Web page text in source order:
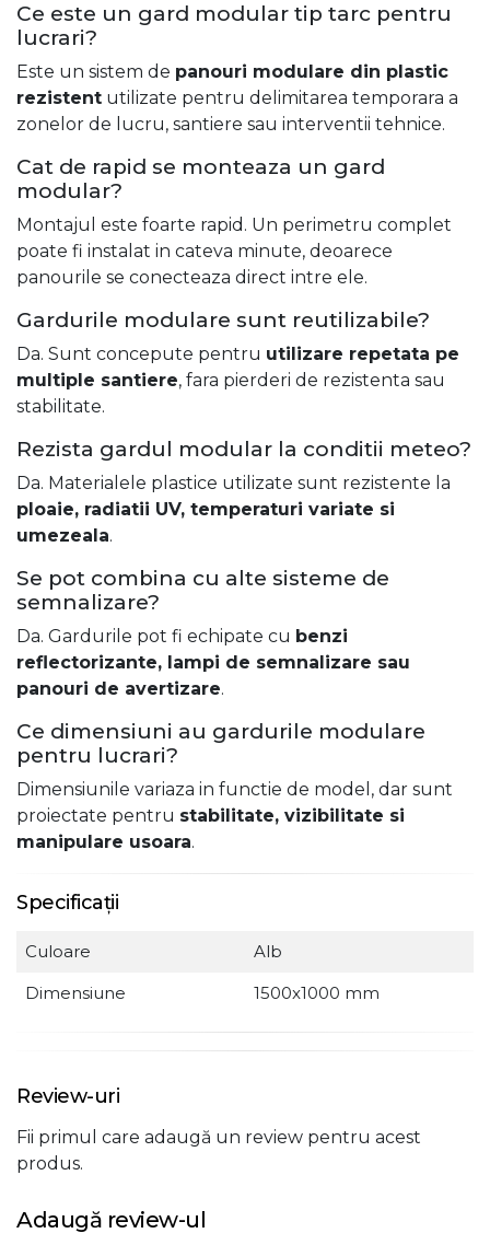
Ce este un gard modular tip tarc pentru
lucrari?
Este un sistem de panouri modulare din plastic
rezistent utilizate pentru delimitarea temporara a
zonelor de lucru, santiere sau interventii tehnice.
Cat de rapid se monteaza un gard
modular?
Montajul este foarte rapid. Un perimetru complet
poate fi instalat in cateva minute, deoarece
panourile se conecteaza direct intre ele.
Gardurile modulare sunt reutilizabile?
Da. Sunt concepute pentru utilizare repetata pe
multiple santiere, fara pierderi de rezistenta sau
stabilitate.
Rezista gardul modular la conditii meteo?
Da. Materialele plastice utilizate sunt rezistente la
ploaie, radiatii UV, temperaturi variate si
umezeala.
Se pot combina cu alte sisteme de
semnalizare?
Da. Gardurile pot fi echipate cu benzi
reflectorizante, lampi de semnalizare sau
panouri de avertizare.
Ce dimensiuni au gardurile modulare
pentru lucrari?
Dimensiunile variaza in functie de model, dar sunt
proiectate pentru stabilitate, vizibilitate si
manipulare usoara.
Specificații
Culoare
Alb
Dimensiune
1500x1000 mm
Review-uri
Fii primul care adaugă un review pentru acest
produs.
Adaugă review-ul